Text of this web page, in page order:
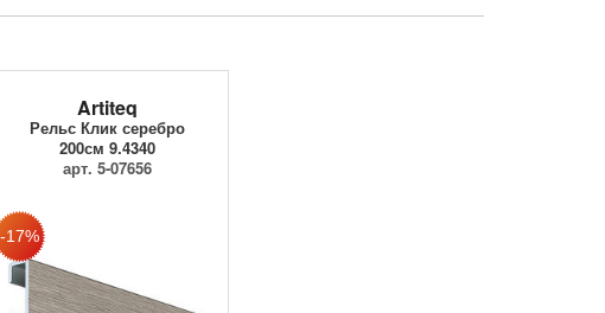
Artiteq
Рельс Клик серебро
200см 9.4340
арт. 5-07656